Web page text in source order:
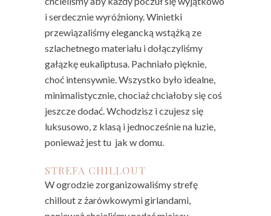
i serdecznie wyróżniony. Winietki
przewiązaliśmy elegancką wstążką ze
szlachetnego materiału i dołączyliśmy
gałązkę eukaliptusa. Pachniało pięknie,
choć intensywnie. Wszystko było idealne,
minimalistycznie, chociaż chciałoby się coś
jeszcze dodać. Wchodzisz i czujesz się
luksusowo, z klasą i jednocześnie na luzie,
ponieważ jest tu jak w domu.
STREFA CHILLOUT
W ogrodzie zorganizowaliśmy strefę
chillout z żarówkowymi girlandami,